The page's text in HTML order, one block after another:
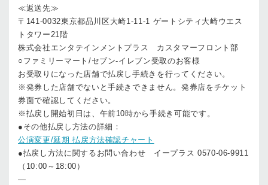
≪返送先≫
〒141-0032東京都品川区大崎1-11-1 ゲートシティ大崎ウエス
トタワー21階
株式会社エンタテインメントプラス カスタマーフロント部
○ファミリーマート/セブン-イレブン受取のお客様
お受取りになった店舗で払戻し手続きを行ってください。
※発券した店舗でないと手続きできません。発券店をチケット
券面で確認してください。
※払戻し開始初日は、午前10時から手続き可能です。
●その他払戻し方法の詳細：
公演変更/延期 払戻方法確認チャート
●払戻し方法に関するお問い合わせ イープラス 0570-06-9911
（10:00～18:00）
—